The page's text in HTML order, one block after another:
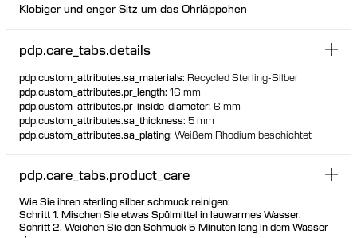
Klobiger und enger Sitz um das Ohrläppchen
pdp.care_tabs.details
pdp.custom_attributes.sa_materials: Recycled Sterling-Silber
pdp.custom_attributes.pr_length: 16 mm
pdp.custom_attributes.pr_inside_diameter: 6 mm
pdp.custom_attributes.sa_thickness: 5 mm
pdp.custom_attributes.sa_plating: Weißem Rhodium beschichtet
pdp.care_tabs.product_care
Wie Sie ihren sterling silber schmuck reinigen:
Schritt 1. Mischen Sie etwas Spülmittel in lauwarmes Wasser.
Schritt 2. Weichen Sie den Schmuck 5 Minuten lang in dem Wasser